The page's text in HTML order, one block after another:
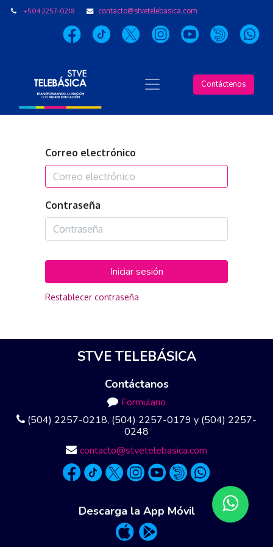
+504 2257-0218 contacto@stvetelebasica.com
Contáctenos
Correo electrónico
Contraseña
Iniciar sesión
Restablecer contraseña
STVE TELEBÁSICA
Contáctanos
Formulario
(504) 2257-0218, (504) 2257-0179 y (504) 2257-
0248
contacto@stvetelebasica.com
Descarga la App Móvil